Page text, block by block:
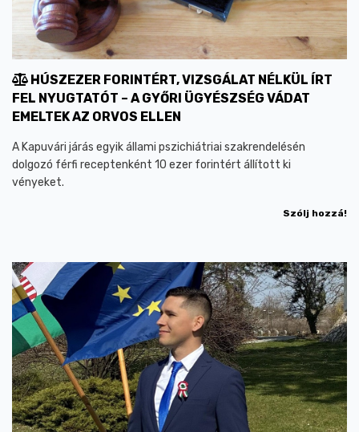
HÚSZEZER FORINTÉRT, VIZSGÁLAT NÉLKÜL ÍRT
FEL NYUGTATÓT – A GYŐRI ÜGYÉSZSÉG VÁDAT
EMELTEK AZ ORVOS ELLEN
A Kapuvári járás egyik állami pszichiátriai szakrendelésén
dolgozó férfi receptenként 10 ezer forintért állított ki
vényeket.
Szólj hozzá!